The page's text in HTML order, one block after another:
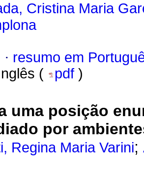
Cristina Maria
· resumo em
( pdf )
uma posição
por
Regina Maria Varini;